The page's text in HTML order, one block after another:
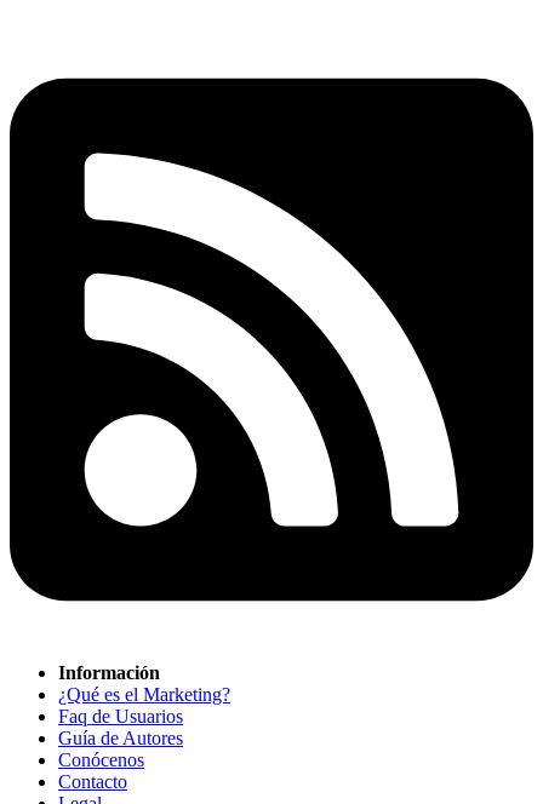
Información
¿Qué es el Marketing?
Faq de Usuarios
Guía de Autores
Conócenos
Contacto